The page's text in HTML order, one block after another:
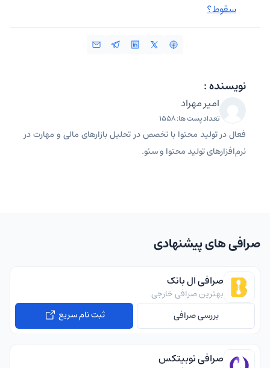
سقوط؟
نویسنده :
امیر مهراد
تعداد پست ها: 1558
فعال در تولید محتوا با تخصص در تحلیل بازارهای مالی و مهارت در
نرم‌افزارهای تولید محتوا و سئو.
صرافی های پیشنهادی
صرافی ال بانک
بهترین صرافی خارجی
بررسی صرافی
ثبت نام سریع
صرافی نوبیتکس